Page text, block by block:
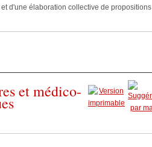
d'une élaboration collective de propositions
et médico-